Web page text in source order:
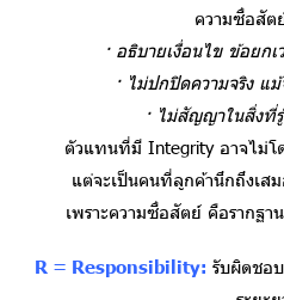
ความซื่อสัต
· อธิบายเงื่อนไข ข้อยกเ
· ไม่ปกปิดความจริง แ
· ไม่สัญญาในสิ่งที่
ตัวแทนที่มี Integrity อาจไม่โ
แต่จะเป็นคนที่ลูกค้านึกถึงเส
เพราะความซื่อสัตย์ คือรากฐา
R = Responsibility: รับผิดชอ